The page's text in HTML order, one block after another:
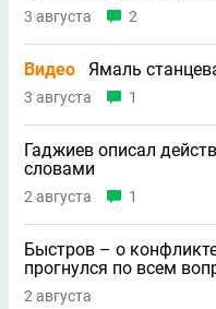
3 августа 2
Видео Ямаль
3 августа 1
Гаджиев описал
словами
2 августа 1
Быстров – о
прогнулся по всем
2 августа